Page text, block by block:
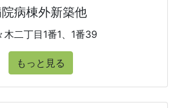
病棟外新築他
二丁目1番1、1番39
もっと見る